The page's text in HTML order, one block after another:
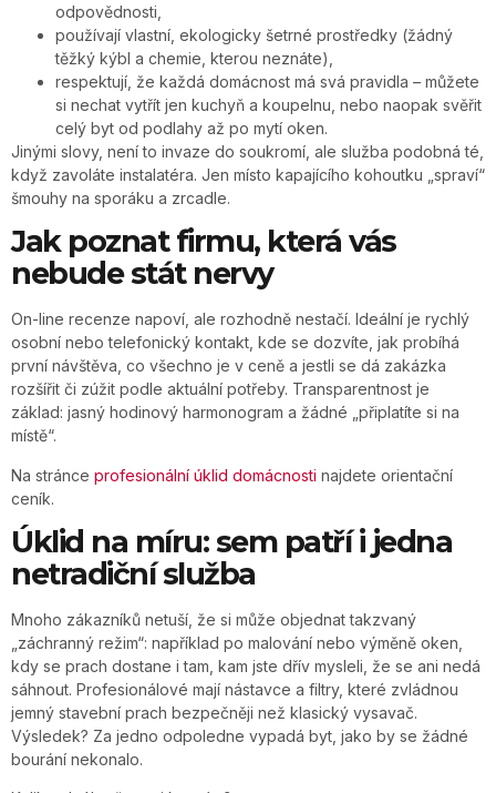
odpovědnosti,
používají vlastní, ekologicky šetrné prostředky (žádný
těžký kýbl a chemie, kterou neznáte),
respektují, že každá domácnost má svá pravidla – můžete
si nechat vytřít jen kuchyň a koupelnu, nebo naopak svěřit
celý byt od podlahy až po mytí oken.
Jinými slovy, není to invaze do soukromí, ale služba podobná té,
když zavoláte instalatéra. Jen místo kapajícího kohoutku „spraví“
šmouhy na sporáku a zrcadle.
Jak poznat firmu, která vás
nebude stát nervy
On-line recenze napoví, ale rozhodně nestačí. Ideální je rychlý
osobní nebo telefonický kontakt, kde se dozvíte, jak probíhá
první návštěva, co všechno je v ceně a jestli se dá zakázka
rozšířit či zúžit podle aktuální potřeby. Transparentnost je
základ: jasný hodinový harmonogram a žádné „připlatíte si na
místě“.
Na stránce profesionální úklid domácnosti najdete orientační
ceník.
Úklid na míru: sem patří i jedna
netradiční služba
Mnoho zákazníků netuší, že si může objednat takzvaný
„záchranný režim“: například po malování nebo výměně oken,
kdy se prach dostane i tam, kam jste dřív mysleli, že se ani nedá
sáhnout. Profesionálové mají nástavce a filtry, které zvládnou
jemný stavební prach bezpečněji než klasický vysavač.
Výsledek? Za jedno odpoledne vypadá byt, jako by se žádné
bourání nekonalo.